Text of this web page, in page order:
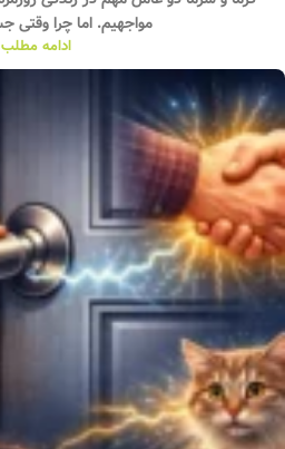
مواجهیم. اما چرا
ادامه مطلب